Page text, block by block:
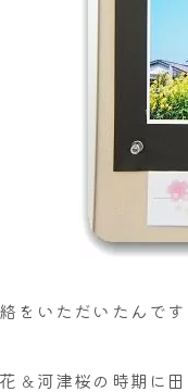
をいただいたんで
＆河津桜の時期に